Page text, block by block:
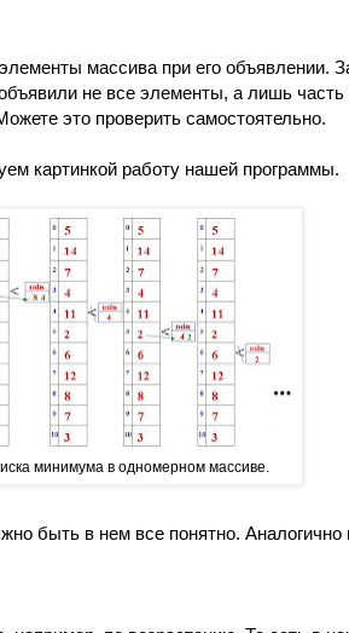
массива при его объявлении.
не все элементы, а лишь часть
это проверить самостоятельно.
картинкой работу нашей программы.
минимума в одномерном массиве.
быть в нем все понятно. Аналогично